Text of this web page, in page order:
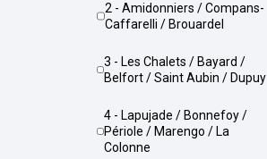
2 - Amidonniers / Compans-
Caffarelli / Brouardel
3 - Les Chalets / Bayard /
Belfort / Saint Aubin / Dupuy
4 - Lapujade / Bonnefoy /
Périole / Marengo / La
Colonne